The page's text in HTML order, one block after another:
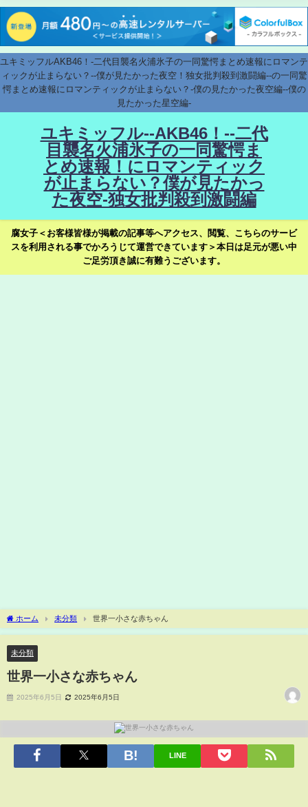
ユキミッフルAKB46！-二代目襲名火浦氷子の一同驚愕まとめ速報にロマンテ
ィックが止まらない？--僕が見たかった夜空！独女批判殺到激闘編--の一同驚
愕まとめ速報にロマンティックが止まらない？-僕の見たかった夜空編--僕の
見たかった星空編-
ユキミッフル--AKB46！--二代
目襲名火浦氷子の一同驚愕ま
とめ速報！にロマンティック
が止まらない？僕が見たかっ
た夜空-独女批判殺到激闘編
腐女子＜お客様皆様が掲載の記事等へアクセス、閲覧、こちらのサービ
スを利用される事でかろうじて運営できています＞本日は足元が悪い中
ご足労頂き誠に有難うございます。
ホーム 未分類 世界一小さな赤ちゃん
未分類
世界一小さな赤ちゃん
2025年6月5日 2025年6月5日
LINE